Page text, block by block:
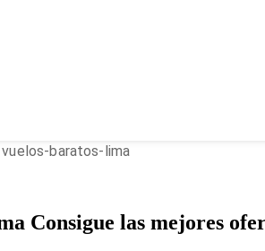
vuelos-baratos-lima
Consigue las mejores